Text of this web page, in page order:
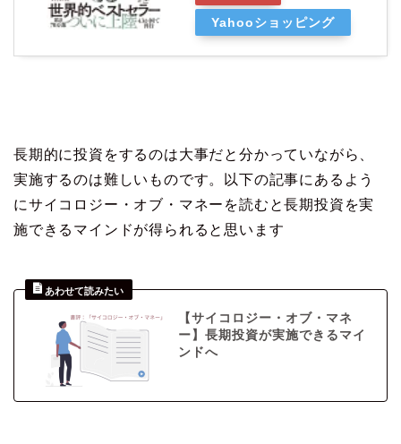
Yahooショッピング
長期的に投資をするのは大事だと分かっていながら、
実施するのは難しいものです。以下の記事にあるよう
にサイコロジー・オブ・マネーを読むと長期投資を実
施できるマインドが得られると思います
【サイコロジー・オブ・マネ
ー】長期投資が実施できるマイ
ンドへ